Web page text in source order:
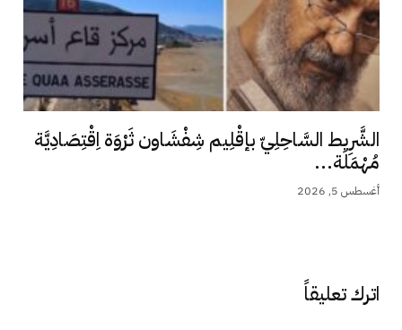
الشَّرِيط السَّاحِلِيّ بإقْلِيم شِفْشَاون ثَرْوَة اِقْتِصَادِيَّة
مُهْمَلَة...
أغسطس 5, 2026
اترك تعليقاً